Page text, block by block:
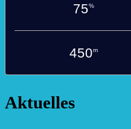
75%
450m
Aktuelles